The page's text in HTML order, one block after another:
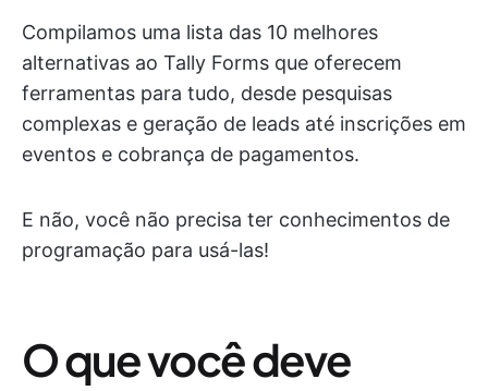
Compilamos uma lista das 10 melhores
alternativas ao Tally Forms que oferecem
ferramentas para tudo, desde pesquisas
complexas e geração de leads até inscrições em
eventos e cobrança de pagamentos.
E não, você não precisa ter conhecimentos de
programação para usá-las!
O que você deve